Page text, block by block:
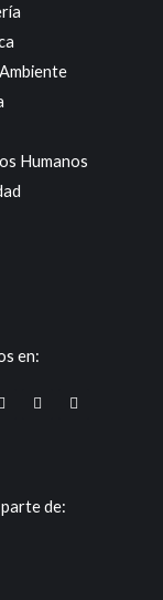
Humanos
en:
I
n
a
m
Y
o
X
-
de: